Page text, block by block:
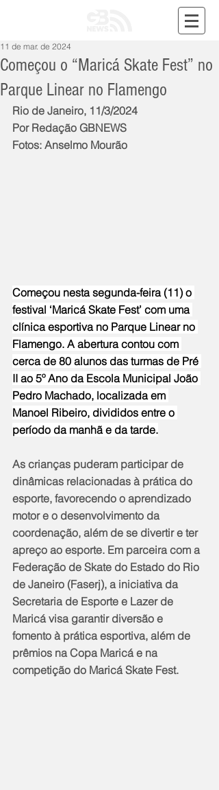
Começou o “Maricá Skate Fest” no
Parque Linear no Flamengo
11 de mar. de 2024
Rio de Janeiro, 11/3/2024
Por Redação GBNEWS
Fotos: Anselmo Mourão
Começou nesta segunda-feira (11) o
festival ‘Maricá Skate Fest’ com uma
clínica esportiva no Parque Linear no
Flamengo. A abertura contou com
cerca de 80 alunos das turmas de Pré
II ao 5º Ano da Escola Municipal João
Pedro Machado, localizada em
Manoel Ribeiro, divididos entre o
período da manhã e da tarde.
As crianças puderam participar de
dinâmicas relacionadas à prática do
esporte, favorecendo o aprendizado
motor e o desenvolvimento da
coordenação, além de se divertir e ter
apreço ao esporte. Em parceira com a
Federação de Skate do Estado do Rio
de Janeiro (Faserj), a iniciativa da
Secretaria de Esporte e Lazer de
Maricá visa garantir diversão e
fomento à prática esportiva, além de
prêmios na Copa Maricá e na
competição do Maricá Skate Fest.